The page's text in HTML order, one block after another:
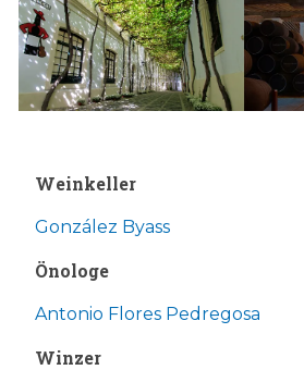
Weinkeller
González Byass
Önologe
Antonio Flores Pedregosa
Winzer